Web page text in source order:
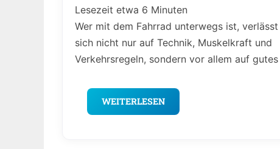
Lesezeit etwa 6 Minuten
Wer mit dem Fahrrad unterwegs ist, verlässt
sich nicht nur auf Technik, Muskelkraft und
Verkehrsregeln, sondern vor allem auf gutes
WEITERLESEN